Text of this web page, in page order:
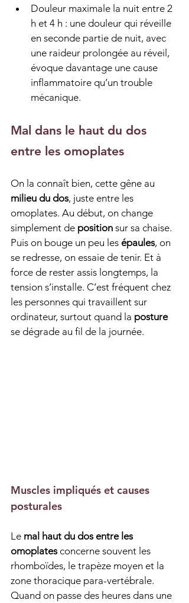
Douleur maximale la nuit entre 2
h et 4 h : une douleur qui réveille
en seconde partie de nuit, avec
une raideur prolongée au réveil,
évoque davantage une cause
inflammatoire qu’un trouble
mécanique.
Mal dans le haut du dos
entre les omoplates
On la connaît bien, cette gêne au
milieu du dos, juste entre les
omoplates. Au début, on change
simplement de position sur sa chaise.
Puis on bouge un peu les épaules, on
se redresse, on essaie de tenir. Et à
force de rester assis longtemps, la
tension s’installe. C’est fréquent chez
les personnes qui travaillent sur
ordinateur, surtout quand la posture
se dégrade au fil de la journée.
Muscles impliqués et causes
posturales
Le mal haut du dos entre les
omoplates concerne souvent les
rhomboïdes, le trapèze moyen et la
zone thoracique para-vertébrale.
Quand on passe des heures dans une